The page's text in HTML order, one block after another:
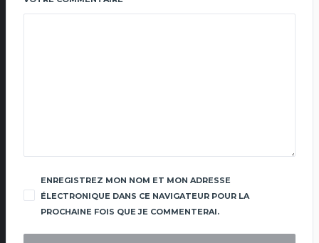
ENREGISTREZ MON NOM ET MON ADRESSE
ÉLECTRONIQUE DANS CE NAVIGATEUR POUR LA
PROCHAINE FOIS QUE JE COMMENTERAI.